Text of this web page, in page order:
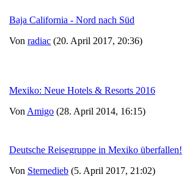
Baja California - Nord nach Süd
Von radiac (20. April 2017, 20:36)
Mexiko: Neue Hotels & Resorts 2016
Von Amigo (28. April 2014, 16:15)
Deutsche Reisegruppe in Mexiko überfallen!
Von Sternedieb (5. April 2017, 21:02)